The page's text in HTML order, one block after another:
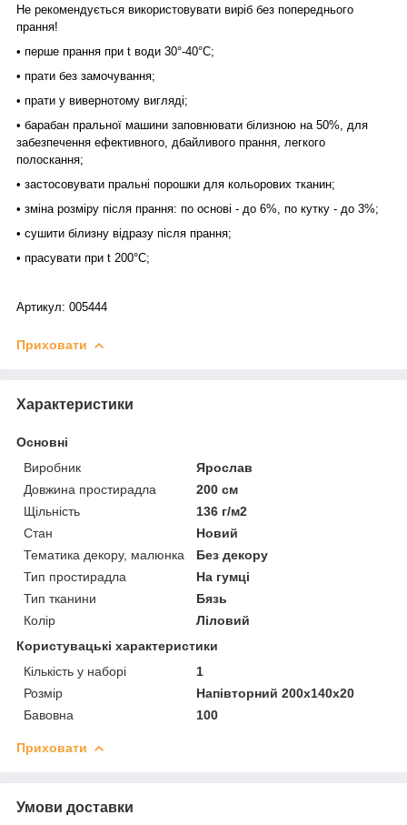
Не рекомендується використовувати виріб без попереднього
прання!
• перше прання при t води 30°-40°C;
• прати без замочування;
• прати у вивернотому вигляді;
• барабан пральної машини заповнювати білизною на 50%, для
забезпечення ефективного, дбайливого прання, легкого
полоскання;
• застосовувати пральні порошки для кольорових тканин;
• зміна розміру після прання: по основі - до 6%, по кутку - до 3%;
• сушити білизну відразу після прання;
• прасувати при t 200°С;
Артикул: 005444
Приховати
Характеристики
Основні
Виробник
Ярослав
Довжина простирадла
200 см
Щільність
136 г/м2
Стан
Новий
Тематика декору, малюнка
Без декору
Тип простирадла
На гумці
Тип тканини
Бязь
Колір
Ліловий
Користувацькі характеристики
Кількість у наборі
1
Розмір
Напівторний 200х140х20
Бавовна
100
Приховати
Умови доставки